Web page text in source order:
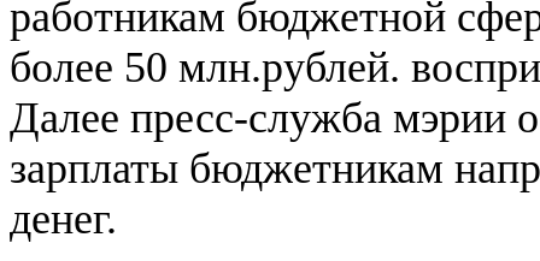
работникам бюджетной
более 50 млн.рублей.
Далее пресс-служба мэрии
зарплаты бюджетникам
денег.